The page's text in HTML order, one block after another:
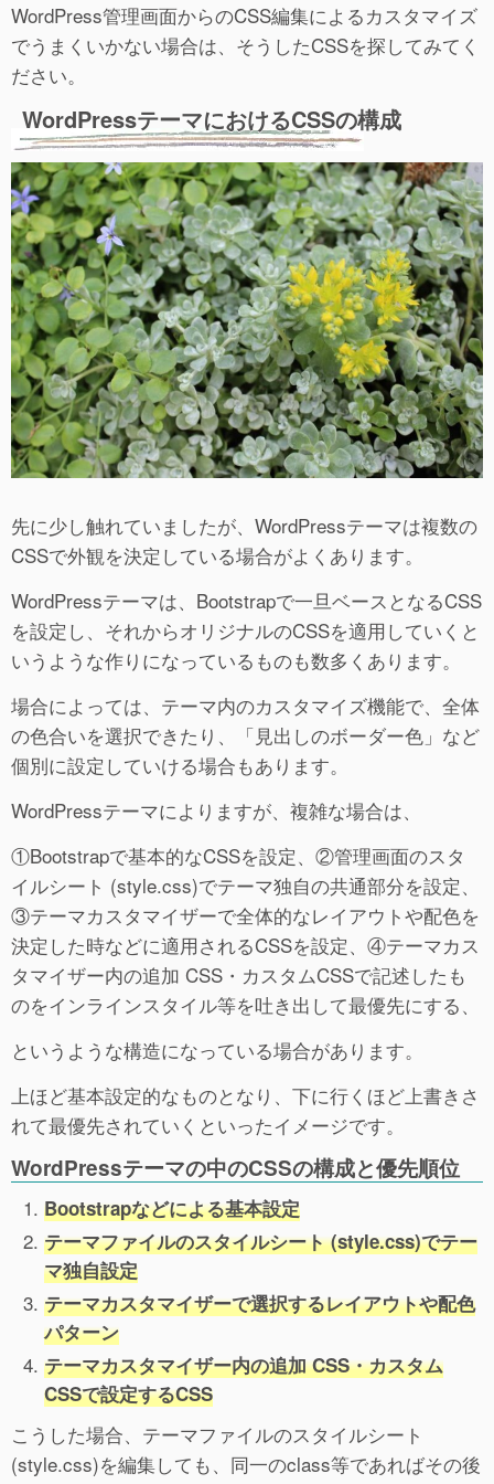
WordPress管理画面からのCSS編集によるカスタマイズ
でうまくいかない場合は、そうしたCSSを探してみてく
ださい。
WordPressテーマにおけるCSSの構成
先に少し触れていましたが、WordPressテーマは複数の
CSSで外観を決定している場合がよくあります。
WordPressテーマは、Bootstrapで一旦ベースとなるCSS
を設定し、それからオリジナルのCSSを適用していくと
いうような作りになっているものも数多くあります。
場合によっては、テーマ内のカスタマイズ機能で、全体
の色合いを選択できたり、「見出しのボーダー色」など
個別に設定していける場合もあります。
WordPressテーマによりますが、複雑な場合は、
①Bootstrapで基本的なCSSを設定、②管理画面のスタ
イルシート (style.css)でテーマ独自の共通部分を設定、
③テーマカスタマイザーで全体的なレイアウトや配色を
決定した時などに適用されるCSSを設定、④テーマカス
タマイザー内の追加 CSS・カスタムCSSで記述したも
のをインラインスタイル等を吐き出して最優先にする、
というような構造になっている場合があります。
上ほど基本設定的なものとなり、下に行くほど上書きさ
れて最優先されていくといったイメージです。
WordPressテーマの中のCSSの構成と優先順位
Bootstrapなどによる基本設定
テーマファイルのスタイルシート (style.css)でテー
マ独自設定
テーマカスタマイザーで選択するレイアウトや配色
パターン
テーマカスタマイザー内の追加 CSS・カスタム
CSSで設定するCSS
こうした場合、テーマファイルのスタイルシート
(style.css)を編集しても、同一のclass等であればその後